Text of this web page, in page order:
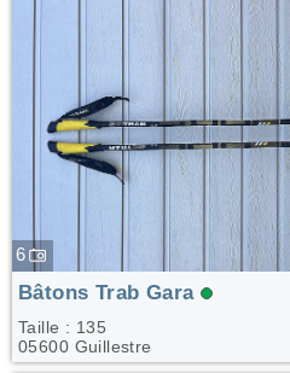
6
Bâtons Trab Gara
Taille : 135
05600 Guillestre